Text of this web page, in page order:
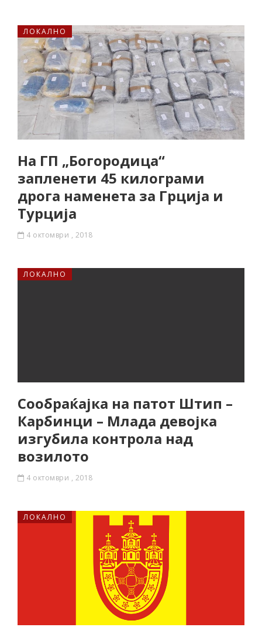
ЛОКАЛНО
На ГП „Богородица“
запленети 45 килограми
дрога наменета за Грција и
Турција
4 октомври , 2018
ЛОКАЛНО
Сообраќајка на патот Штип –
Карбинци – Млада девојка
изгубила контрола над
возилото
4 октомври , 2018
ЛОКАЛНО